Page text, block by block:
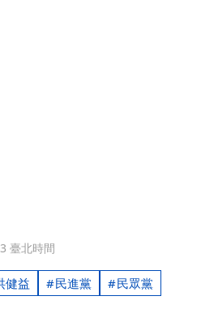
臺北時間
健益 民進黨 民眾黨